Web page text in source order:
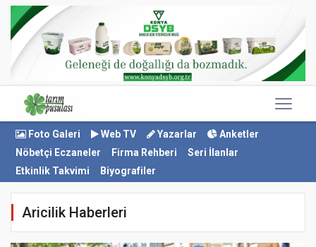
Foto Galeri Web TV Yazarlar
Anketler
Nöbetçi Eczaneler
Firma Rehberi
Seri İlanlar
Etkinlik Takvimi
Biyografiler
Aricilik Haberleri